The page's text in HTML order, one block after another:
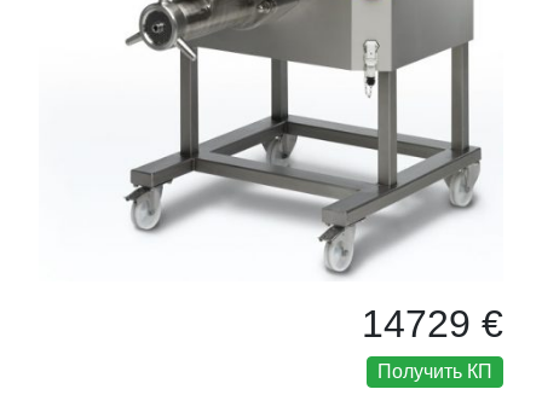
14729 €
Получить КП